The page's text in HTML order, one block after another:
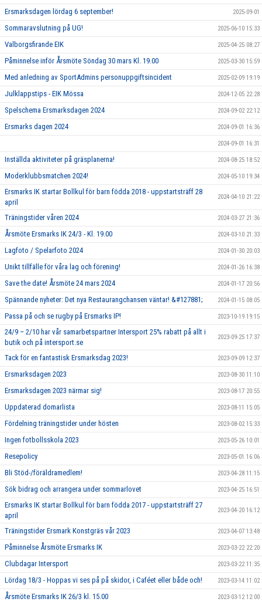
Ersmarksdagen lördag 6 september! 2025-09-01
Sommaravslutning på UG! 2025-06-10 15:33
Valborgsfirande EIK 2025-04-25 08:27
Påminnelse inför Årsmöte Söndag 30 mars Kl. 19.00 2025-03-30 15:59
Med anledning av SportAdmins personuppgiftsincident 2025-02-09 19:19
Julklappstips - EIK Mössa 2024-12-05 22:28
Spelschema Ersmarksdagen 2024 2024-09-02 22:12
Ersmarks dagen 2024 2024-09-01 16:36
2024-09-01 16:31
Inställda aktiviteter på gräsplanerna! 2024-08-25 18:52
Moderklubbsmatchen 2024! 2024-05-10 19:34
Ersmarks IK startar Bollkul för barn födda 2018 - uppstartsträff 28
april
2024-04-10 21:22
Träningstider våren 2024 2024-03-27 21:36
Årsmöte Ersmarks IK 24/3 - Kl. 19.00 2024-03-10 21:33
Lagfoto / Spelarfoto 2024 2024-01-30 20:03
Unikt tillfälle för våra lag och förening! 2024-01-26 16:38
Save the date! Årsmöte 24 mars 2024 2024-01-17 20:56
Spännande nyheter: Det nya Restaurangchansen väntar! &#127881; 2024-01-15 08:05
Passa på och se rugby på Ersmarks IP! 2023-10-19 19:15
24/9 – 2/10 har vår samarbetspartner Intersport 25% rabatt på allt i
butik och på intersport.se
2023-09-25 17:37
Tack för en fantastisk Ersmarksdag 2023! 2023-09-09 12:37
Ersmarksdagen 2023 2023-08-30 11:10
Ersmarksdagen 2023 närmar sig! 2023-08-17 20:55
Uppdaterad domarlista 2023-08-11 15:05
Fördelning träningstider under hösten 2023-08-02 15:33
Ingen fotbollsskola 2023 2023-05-26 10:01
Resepolicy 2023-05-01 16:06
Bli Stöd-/föräldramedlem! 2023-04-28 11:15
Sök bidrag och arrangera under sommarlovet 2023-04-25 16:51
Ersmarks IK startar Bollkul för barn födda 2017 - uppstartsträff 27
april
2023-04-20 16:12
Träningstider Ersmark Konstgräs vår 2023 2023-04-07 13:48
Påminnelse Årsmöte Ersmarks IK 2023-03-22 22:20
Clubdagar Intersport 2023-03-22 11:35
Lördag 18/3 - Hoppas vi ses på på skidor, i Caféet eller både och! 2023-03-14 11:02
Årsmöte Ersmarks IK 26/3 kl. 15.00 2023-03-12 12:00